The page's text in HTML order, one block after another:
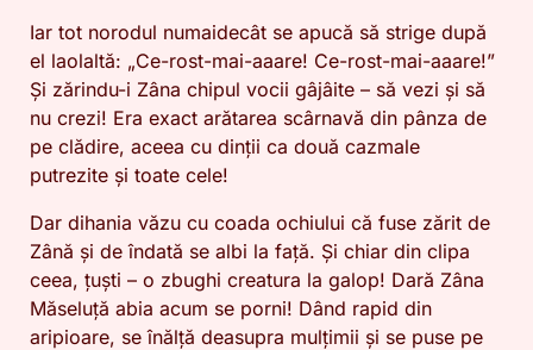
Iar tot norodul numaidecât se apucă să strige după
el laolaltă: „Ce-rost-mai-aaare! Ce-rost-mai-aaare!”
Și zărindu-i Zâna chipul vocii gâjâite – să vezi și să
nu crezi! Era exact arătarea scârnavă din pânza de
pe clădire, aceea cu dinții ca două cazmale
putrezite și toate cele!
Dar dihania văzu cu coada ochiului că fuse zărit de
Zână și de îndată se albi la față. Și chiar din clipa
ceea, țuști – o zbughi creatura la galop! Dară Zâna
Măseluță abia acum se porni! Dând rapid din
aripioare, se înălță deasupra mulțimii și se puse pe